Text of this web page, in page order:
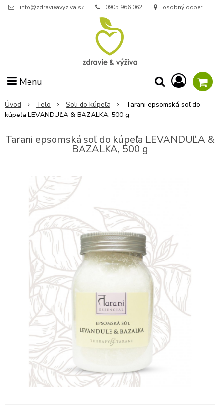
info@zdravieavyziva.sk 0905 966 062 osobný odber
Menu
Úvod Telo Soli do kúpeľa
Tarani epsomská soľ do
kúpeľa LEVANDUĽA & BAZALKA, 500 g
Tarani epsomská soľ do kúpeľa LEVANDUĽA &
BAZALKA, 500 g